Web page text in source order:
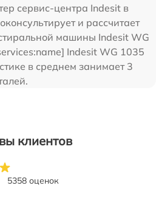
сервис-центра Indesit в
и рассчитает
машины Indesit WG
Indesit WG 1035
в среднем занимает 3
клиентов
5358 оценок